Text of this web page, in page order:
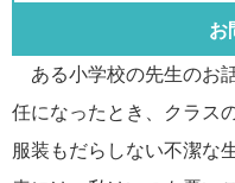
お
ある小学校の先生のお
任になったとき、クラス
服装もだらしない不潔な